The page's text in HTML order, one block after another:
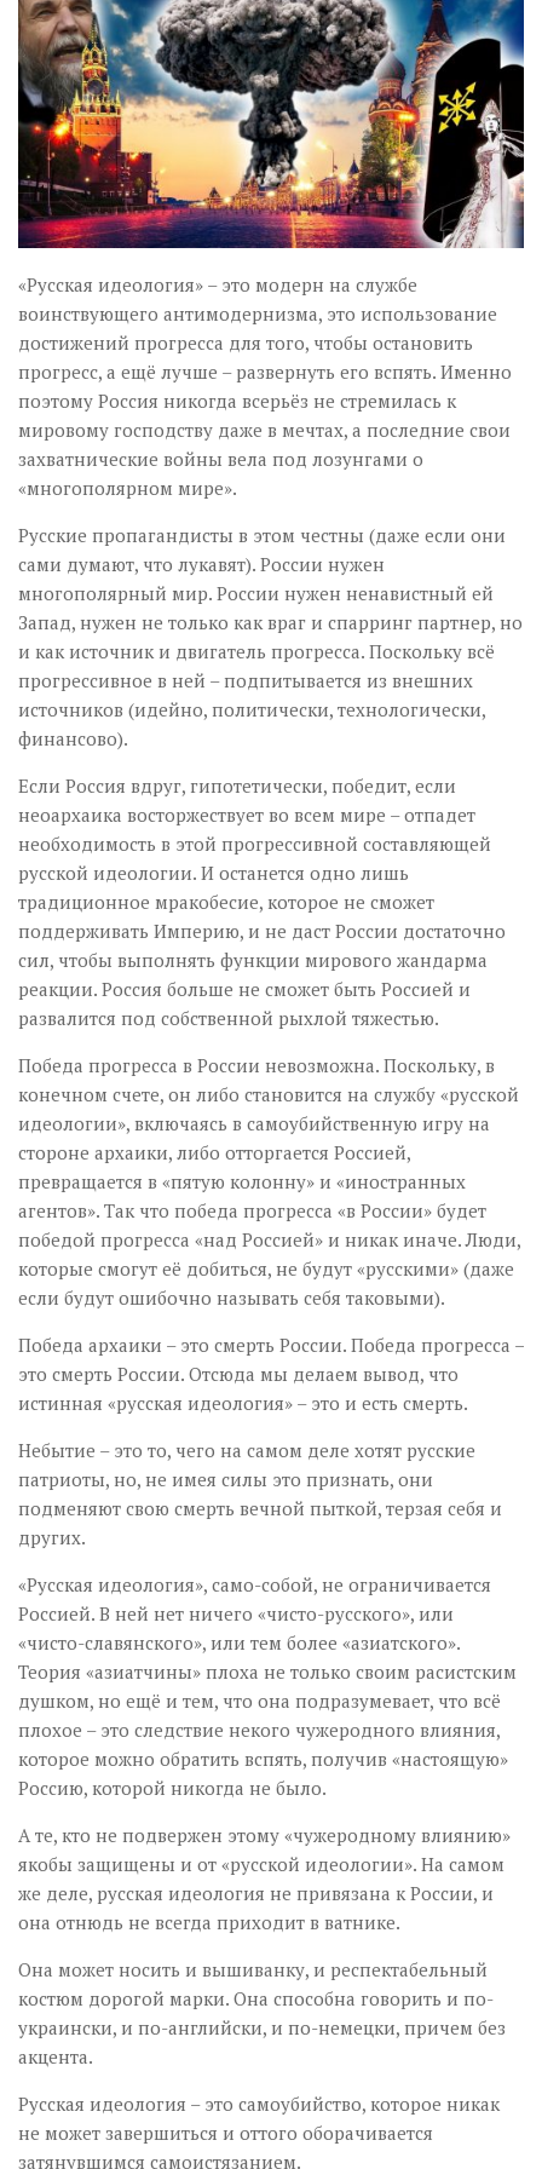
Візуальне
Научпоп
Головне
Цитати
Inter/antinational
«Русская идеология» – это модерн на службе
воинствующего антимодернизма, это использование
достижений прогресса для того, чтобы остановить
прогресс, а ещё лучше – развернуть его вспять. Именно
поэтому Россия никогда всерьёз не стремилась к
мировому господству даже в мечтах, а последние свои
захватнические войны вела под лозунгами о
«многополярном мире».
Русские пропагандисты в этом честны (даже если они
сами думают, что лукавят). России нужен
многополярный мир. России нужен ненавистный ей
Запад, нужен не только как враг и спарринг партнер, но
и как источник и двигатель прогресса. Поскольку всё
прогрессивное в ней – подпитывается из внешних
источников (идейно, политически, технологически,
финансово).
Если Россия вдруг, гипотетически, победит, если
неоархаика восторжествует во всем мире – отпадет
необходимость в этой прогрессивной составляющей
русской идеологии. И останется одно лишь
традиционное мракобесие, которое не сможет
поддерживать Империю, и не даст России достаточно
сил, чтобы выполнять функции мирового жандарма
реакции. Россия больше не сможет быть Россией и
развалится под собственной рыхлой тяжестью.
Победа прогресса в России невозможна. Поскольку, в
конечном счете, он либо становится на службу «русской
идеологии», включаясь в самоубийственную игру на
стороне архаики, либо отторгается Россией,
превращается в «пятую колонну» и «иностранных
агентов». Так что победа прогресса «в России» будет
победой прогресса «над Россией» и никак иначе. Люди,
которые смогут её добиться, не будут «русскими» (даже
если будут ошибочно называть себя таковыми).
Победа архаики – это смерть России. Победа прогресса –
это смерть России. Отсюда мы делаем вывод, что
истинная «русская идеология» – это и есть смерть.
Небытие – это то, чего на самом деле хотят русские
патриоты, но, не имея силы это признать, они
подменяют свою смерть вечной пыткой, терзая себя и
других.
«Русская идеология», само-собой, не ограничивается
Россией. В ней нет ничего «чисто-русского», или
«чисто-славянского», или тем более «азиатского».
Теория «азиатчины» плоха не только своим расистским
душком, но ещё и тем, что она подразумевает, что всё
плохое – это следствие некого чужеродного влияния,
которое можно обратить вспять, получив «настоящую»
Россию, которой никогда не было.
А те, кто не подвержен этому «чужеродному влиянию»
якобы защищены и от «русской идеологии». На самом
же деле, русская идеология не привязана к России, и
она отнюдь не всегда приходит в ватнике.
Она может носить и вышиванку, и респектабельный
костюм дорогой марки. Она способна говорить и по-
украински, и по-английски, и по-немецки, причем без
акцента.
Русская идеология – это самоубийство, которое никак
не может завершиться и оттого оборачивается
затянувшимся самоистязанием.